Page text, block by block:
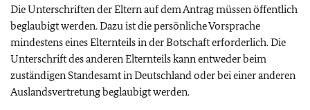
Die Unterschriften der Eltern auf dem Antrag müssen öffentlich
beglaubigt werden. Dazu ist die persönliche Vorsprache
mindestens eines Elternteils in der Botschaft erforderlich. Die
Unterschrift des anderen Elternteils kann entweder beim
zuständigen Standesamt in Deutschland oder bei einer anderen
Auslandsvertretung beglaubigt werden.